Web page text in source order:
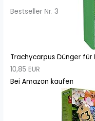
Bestseller Nr. 3
Trachycarpus Dünger für
10,85 EUR
Bei Amazon kaufen